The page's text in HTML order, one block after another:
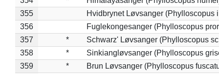
355
Hvidbrynet Løvsanger (Phylloscopus
356
Fuglekongesanger (Phylloscopus
357
*
Schwarz' Løvsanger (Phylloscopus
358
*
Sinkiangløvsanger (Phylloscopus
359
*
Brun Løvsanger (Phylloscopus